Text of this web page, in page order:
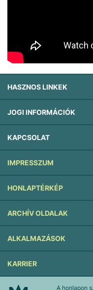
HASZNOS LINKEK
JOGI INFORMÁCIÓK
KAPCSOLAT
IMPRESSZUM
HONLAPTÉRKÉP
ARCHÍV OLDALAK
ALKALMAZÁSOK
KARRIER
A honlapon